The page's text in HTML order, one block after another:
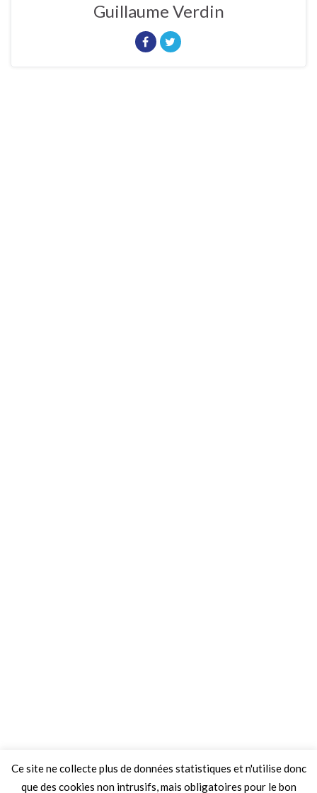
Guillaume Verdin
Ce site ne collecte plus de données statistiques et n'utilise donc
que des cookies non intrusifs, mais obligatoires pour le bon